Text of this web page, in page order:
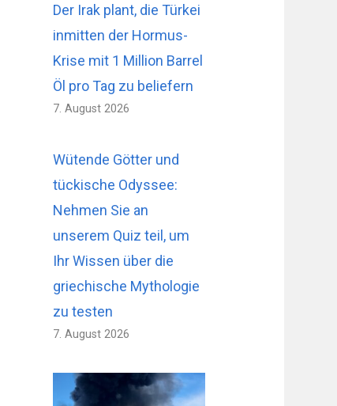
Der Irak plant, die Türkei
inmitten der Hormus-
Krise mit 1 Million Barrel
Öl pro Tag zu beliefern
7. August 2026
Wütende Götter und
tückische Odyssee:
Nehmen Sie an
unserem Quiz teil, um
Ihr Wissen über die
griechische Mythologie
zu testen
7. August 2026